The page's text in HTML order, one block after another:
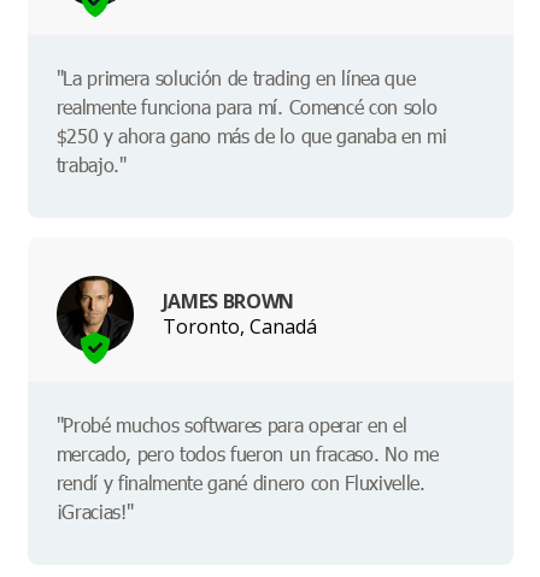
"La primera solución de trading en línea que
realmente funciona para mí. Comencé con solo
$250 y ahora gano más de lo que ganaba en mi
trabajo."
JAMES BROWN
Toronto, Canadá
"Probé muchos softwares para operar en el
mercado, pero todos fueron un fracaso. No me
rendí y finalmente gané dinero con Fluxivelle.
¡Gracias!"